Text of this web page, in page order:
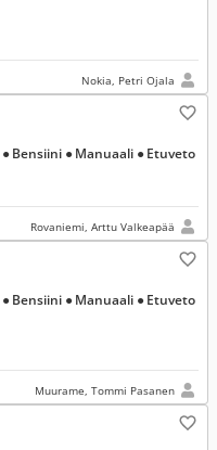
Nokia, Petri Ojala
● Bensiini ● Manuaali ● Etuveto
Rovaniemi, Arttu Valkeapää
● Bensiini ● Manuaali ● Etuveto
Muurame, Tommi Pasanen